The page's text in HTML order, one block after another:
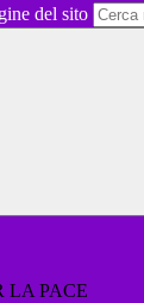
del sito
LA PACE